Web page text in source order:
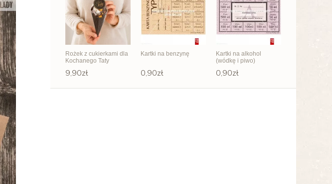
Rożek z cukierkami dla
Kochanego Taty
9,90zł
Kartki na benzynę
0,90zł
Kartki na alkohol
(wódkę i piwo)
0,90zł